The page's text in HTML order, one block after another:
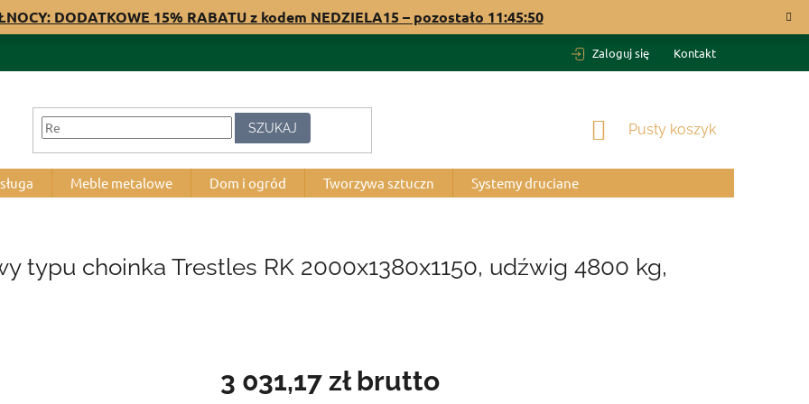
DODATKOWE 15% RABATU z kodem NEDZIELA15 – pozostało 11:45:49
Zaloguj się Kontakt
SZUKAJ KOSZYK
Pusty koszyk
Meble metalowe Dom i ogród Tworzywa sztuczn Systemy druciane
typu choinka Trestles RK 2000x1380x1150, udźwig 4800 kg,
3 031,17 złbrutto